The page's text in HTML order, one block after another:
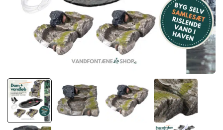
Køb gavekort